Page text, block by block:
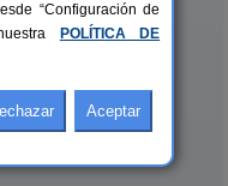
“Configuración de
POLÍTICA DE